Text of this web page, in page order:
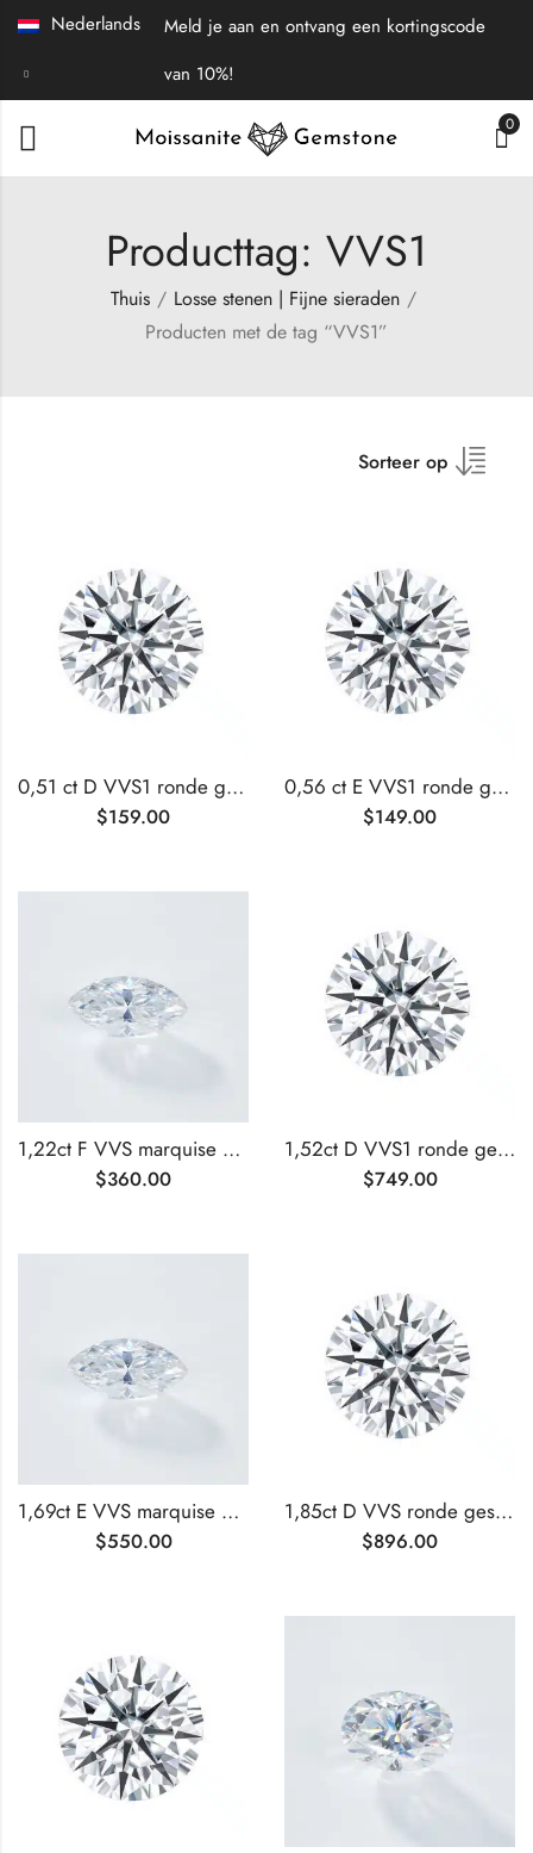
Nederlands
Meld je aan en ontvang een kortingscode
van 10%!
0
Producttag: VVS1
Thuis
Losse stenen | Fijne sieraden
Producten met de tag “VVS1”
Sorteer op
0,51 ct D VVS1 ronde geslepen lab-grown diamant
$159.00
0,56 ct E VVS1 ronde geslepen lab-grown diamant
$149.00
1,22ct F VVS marquise geslepen lab-grown diamant
$360.00
1,52ct D VVS1 ronde geslepen lab-grown diamant
$749.00
1,69ct E VVS marquise geslepen lab-grown diamant
$550.00
1,85ct D VVS ronde geslepen lab-grown diamant
$896.00